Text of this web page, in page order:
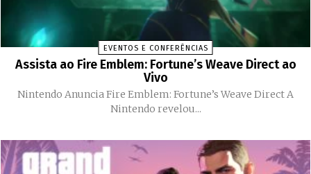
EVENTOS E CONFERÊNCIAS
Assista ao Fire Emblem: Fortune’s Weave Direct ao
Vivo
Nintendo Anuncia Fire Emblem: Fortune’s Weave Direct A
Nintendo revelou...